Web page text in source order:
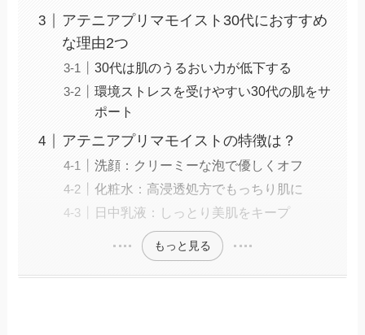
アテニアプリマモイスト30代におすすめ
な理由2つ
30代は肌のうるおい力が低下する
環境ストレスを受けやすい30代の肌をサ
ポート
アテニアプリマモイストの特徴は？
洗顔：クリーミーな泡で優しくオフ
化粧水：高浸透処方でもっちり肌に
日中乳液：しっとり美肌をキープ
もっと見る